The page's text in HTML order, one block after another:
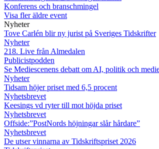
Konferens och branschmingel
Visa fler äldre event
Nyheter
Tove Carlén blir ny jurist på Sveriges Tidskrifter
Nyheter
218. Live från Almedalen
Publicistpodden
Se Mediescenens debatt om AI, politik och
Nyheter
Tidsam höjer priset med 6,5 procent
Nyhetsbrevet
Keesings vd ryter till mot höjda priset
Nyhetsbrevet
Offside:”PostNords höjningar slår hårdare”
Nyhetsbrevet
De utser vinnarna av Tidskriftspriset 2026